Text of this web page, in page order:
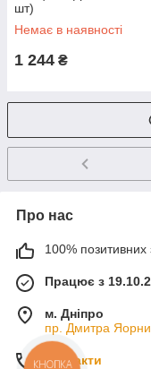
шт)
Немає в наявності
1 244 ₴
Про нас
100% позитивних
Працює з
м. Дніпро
пр. Дмитра
Контакти
КНОПКА